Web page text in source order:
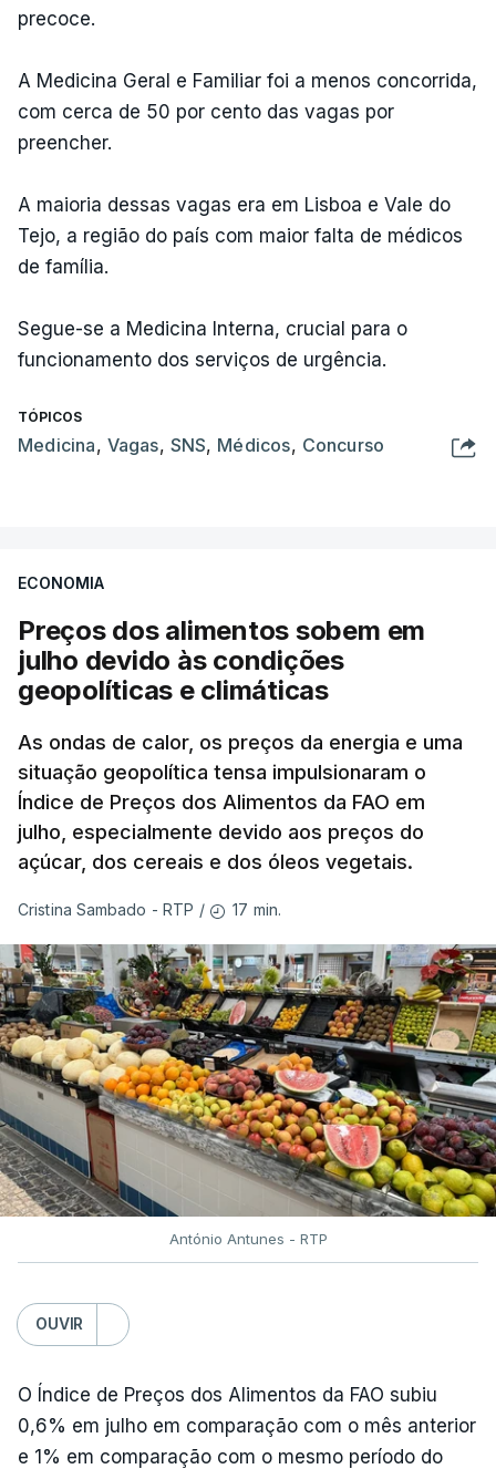
precoce.
A Medicina Geral e Familiar foi a menos concorrida,
com cerca de 50 por cento das vagas por
preencher.
A maioria dessas vagas era em Lisboa e Vale do
Tejo, a região do país com maior falta de médicos
de família.
Segue-se a Medicina Interna, crucial para o
funcionamento dos serviços de urgência.
TÓPICOS
Medicina, Vagas, SNS, Médicos, Concurso
ECONOMIA
Preços dos alimentos sobem em
julho devido às condições
geopolíticas e climáticas
As ondas de calor, os preços da energia e uma
situação geopolítica tensa impulsionaram o
Índice de Preços dos Alimentos da FAO em
julho, especialmente devido aos preços do
açúcar, dos cereais e dos óleos vegetais.
Cristina Sambado - RTP / 17 min.
António Antunes - RTP
OUVIR
O Índice de Preços dos Alimentos da FAO subiu
0,6% em julho em comparação com o mês anterior
e 1% em comparação com o mesmo período do